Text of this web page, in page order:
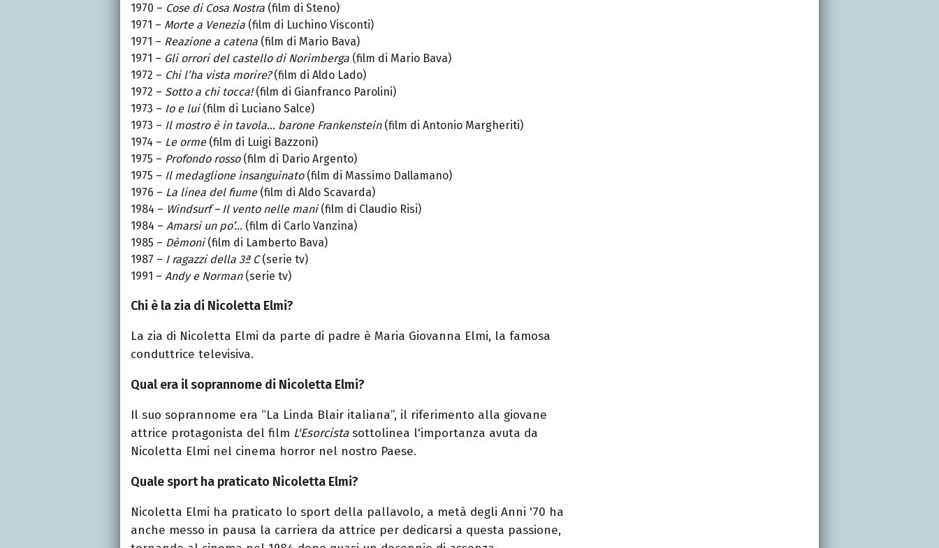
1970 – Cose di Cosa Nostra (film di Steno)
1971 – Morte a Venezia (film di Luchino Visconti)
1971 – Reazione a catena (film di Mario Bava)
1971 – Gli orrori del castello di Norimberga (film di Mario Bava)
1972 – Chi l’ha vista morire?(film di Aldo Lado)
1972 – Sotto a chi tocca!(film di Gianfranco Parolini)
1973 – Io e lui(film di Luciano Salce)
1973 – Il mostro è in tavola… barone Frankenstein(film di Antonio Margheriti)
1974 – Le orme(film di Luigi Bazzoni)
1975 – Profondo rosso(film di Dario Argento)
1975 – Il medaglione insanguinato (film di Massimo Dallamano)
1976 – La linea del fiume (film di Aldo Scavarda)
1984 – Windsurf – Il vento nelle mani(film di Claudio Risi)
1984 – Amarsi un po’… (film di Carlo Vanzina)
1985 – Dèmoni(film di Lamberto Bava)
1987 – I ragazzi della 3ª C(serie tv)
1991 – Andy e Norman(serie tv)
Chi è la zia di Nicoletta Elmi?
La zia di Nicoletta Elmi da parte di padre è Maria Giovanna Elmi, la famosa
conduttrice televisiva.
Qual era il soprannome di Nicoletta Elmi?
Il suo soprannome era “La Linda Blair italiana”, il riferimento alla giovane
attrice protagonista del film L'Esorcistasottolinea l'importanza avuta da
Nicoletta Elmi nel cinema horror nel nostro Paese.
Quale sport ha praticato Nicoletta Elmi?
Nicoletta Elmi ha praticato lo sport della pallavolo, a metà degli Anni '70 ha
anche messo in pausa la carriera da attrice per dedicarsi a questa passione,